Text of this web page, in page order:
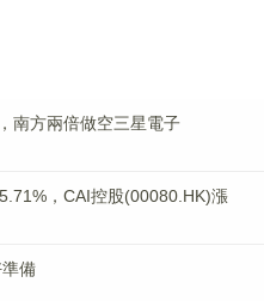
南方兩倍做空三星電子
，CAI控股(00080.HK)漲
備